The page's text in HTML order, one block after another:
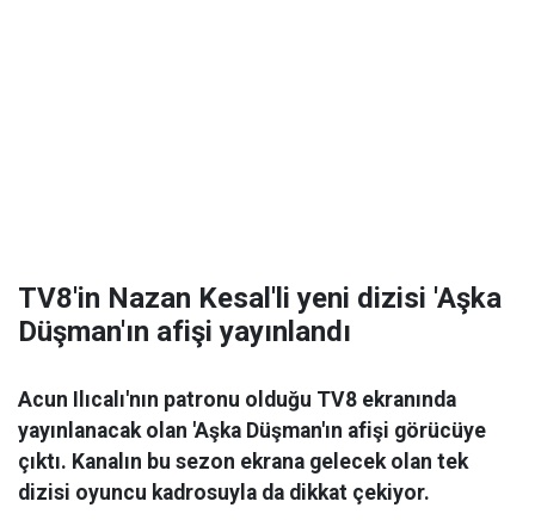
TV8'in Nazan Kesal'li yeni dizisi 'Aşka
Düşman'ın afişi yayınlandı
Acun Ilıcalı'nın patronu olduğu TV8 ekranında
yayınlanacak olan 'Aşka Düşman'ın afişi görücüye
çıktı. Kanalın bu sezon ekrana gelecek olan tek
dizisi oyuncu kadrosuyla da dikkat çekiyor.